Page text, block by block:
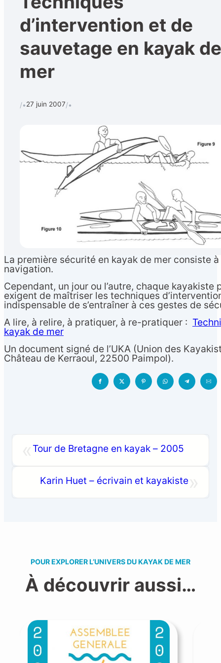
CalendrierTechniques et
Rechercher
Formulaire de contact
d’intervention et de
sauvetage en kayak de
mer
/•27 juin 2007/•
La première sécurité en kayak de mer consiste
navigation.
Cependant, un jour ou l’autre, chaque
exigent de maîtriser les techniques
indispensable de s’entraîner à ces gestes de
A lire, à relire, à pratiquer, à re-pratiquer :
kayak de mer
Un document signé de l’UKA (Union des
Château de Kerraoul, 22500 Paimpol).
Tour de Bretagne en kayak – 2005
Karin Huet – écrivain et kayakiste
POUR EXPLORER L’UNIVERS DU KAYAK DE MER
À découvrir aussi…